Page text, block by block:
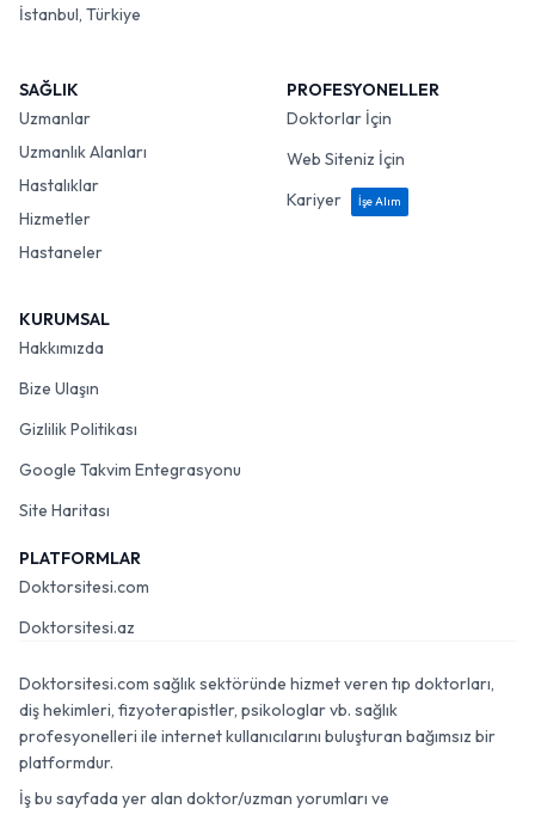
İstanbul, Türkiye
SAĞLIK
Uzmanlar
Uzmanlık Alanları
Hastalıklar
Hizmetler
Hastaneler
PROFESYONELLER
Doktorlar İçin
Web Siteniz İçin
Kariyer
İşe Alım
KURUMSAL
Hakkımızda
Bize Ulaşın
Gizlilik Politikası
Google Takvim Entegrasyonu
Site Haritası
PLATFORMLAR
Doktorsitesi.com
Doktorsitesi.az
Doktorsitesi.com sağlık sektöründe hizmet veren tıp doktorları,
diş hekimleri, fizyoterapistler, psikologlar vb. sağlık
profesyonelleri ile internet kullanıcılarını buluşturan bağımsız bir
platformdur.
İş bu sayfada yer alan doktor/uzman yorumları ve